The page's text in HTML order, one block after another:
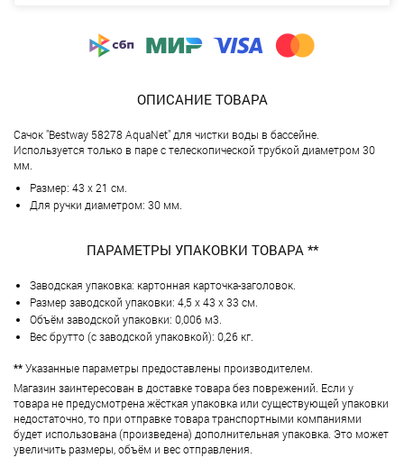
ОПИСАНИЕ ТОВАРА
Сачок "Bestway 58278 AquaNet" для чистки воды в бассейне.
Используется только в паре с телескопической трубкой диаметром 30
мм.
Размер: 43 х 21 см.
Для ручки диаметром: 30 мм.
ПАРАМЕТРЫ УПАКОВКИ ТОВАРА **
Заводская упаковка: картонная карточка-заголовок.
Размер заводской упаковки: 4,5 х 43 х 33 см.
Объём заводской упаковки: 0,006 м3.
Вес брутто (с заводской упаковкой): 0,26 кг.
**Указанные параметры предоставлены производителем.
Магазин заинтересован в доставке товара без поврежений. Если у
товара не предусмотрена жёсткая упаковка или существующей упаковки
недостаточно, то при отправке товара транспортными компаниями
будет использована (произведена) дополнительная упаковка. Это может
увеличить размеры, объём и вес отправления.